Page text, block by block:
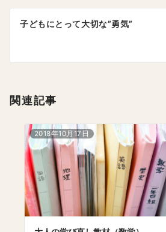
ン
子どもにとって大切な”勇気”
関連記事
2018年10月17日